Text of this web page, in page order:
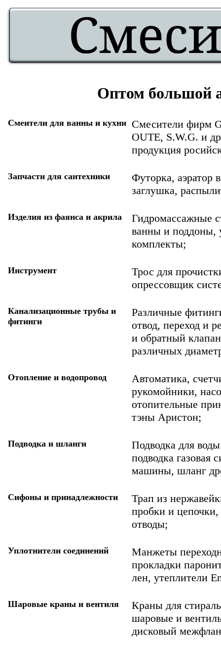
Оптом большой
Смеители для ванны и кухни Смесители фирм
OUTE, S.W.G. и
продукция
Запчасти для сантехники
Футорка, аэратор
заглушка,
Изделия из фаянса и акрила
Гидромассажные
ванны и поддоны,
комплекты;
Инструмент
Трос для
опрессовщик
Канализационные трубы и
фитинги
Различные
отвод, переход и
и обратный
различных
Отопление и водопровод
Автоматика,
рукомойники,
отопительные
тэны Аристон;
Подводка и шланги
Подводка для
подводка газовая
машины, шланг
Сифоны и принадлежности
Трап из
пробки и
отводы;
Уплотнители соединений
Манжеты
прокладки
лен, утеплители
Шаровые краны и вентиля
Краны для
шаровые и
дисковый